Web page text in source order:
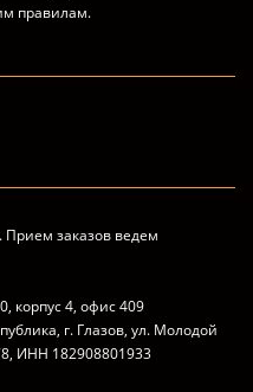
правилам.
Прием заказов ведем
корпус 4, офис 409
г. Глазов, ул. Молодой
ИНН 182908801933